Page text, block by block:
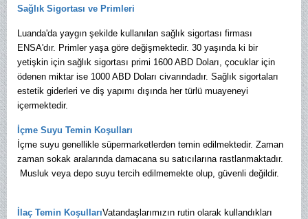
Sağlık Sigortası ve Primleri
Luanda'da yaygın şekilde kullanılan sağlık sigortası firması
ENSA'dır. Primler yaşa göre değişmektedir. 30 yaşında ki bir
yetişkin için sağlık sigortası primi 1600 ABD Doları, çocuklar için
ödenen miktar ise 1000 ABD Doları civarındadır. Sağlık sigortaları
estetik giderleri ve diş yapımı dışında her türlü muayeneyi
içermektedir.
İçme Suyu Temin Koşulları
İçme suyu genellikle süpermarketlerden temin edilmektedir. Zaman
zaman sokak aralarında damacana su satıcılarına rastlanmaktadır.
Musluk veya depo suyu tercih edilmemekte olup, güvenli değildir.
İlaç Temin KoşullarıVatandaşlarımızın rutin olarak kullandıkları